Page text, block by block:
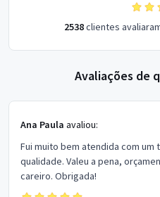
2538clientes
Avaliações de
Ana Paula avaliou:
Fui muito bem atendida com um
qualidade. Valeu a pena,
careiro. Obrigada!